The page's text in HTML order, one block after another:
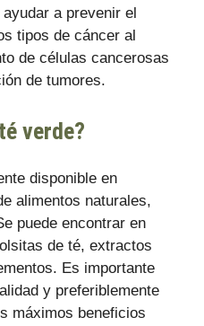
a prevenir el
tipos de cáncer al
de células cancerosas
de tumores.
verde?
disponible en
alimentos naturales,
puede encontrar en
de té, extractos
Es importante
y preferiblemente
máximos beneficios